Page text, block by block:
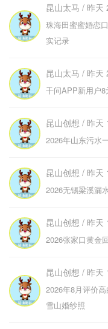
昆山太马 / 昨天
珠海田蜜蜜婚恋
实记录
昆山太马 / 昨天
千问APP新用户
昆山创想 / 昨天
2026年山东污水
昆山创想 / 昨天
2026无锡梁溪漏
昆山创想 / 昨天
2026张家口黄金
昆山创想 / 昨天
2026年8月评价
雪山婚纱照